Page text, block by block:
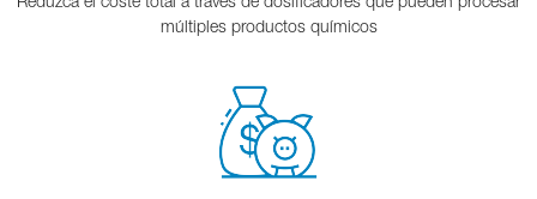
múltiples productos químicos